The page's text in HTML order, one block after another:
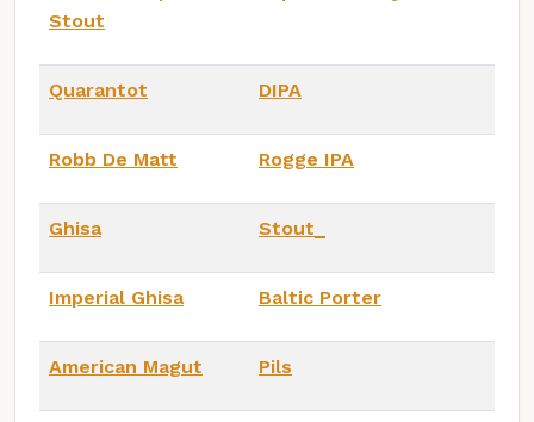
Stout
Quarantot DIPA
Robb De Matt Rogge IPA
Ghisa Stout_
Imperial Ghisa Baltic Porter
American Magut Pils